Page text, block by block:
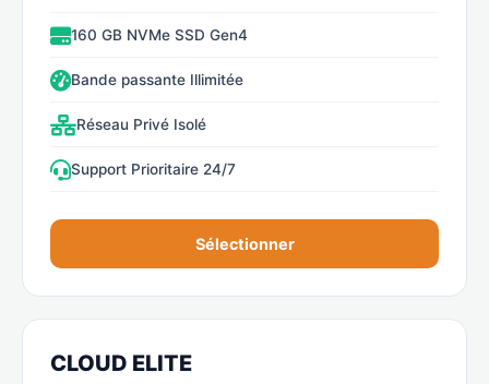
160 GB NVMe SSD Gen4
Bande passante Illimitée
Réseau Privé Isolé
Support Prioritaire 24/7
Sélectionner
CLOUD ELITE